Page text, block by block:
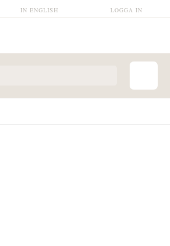
LOGGA IN
IN ENGLISH